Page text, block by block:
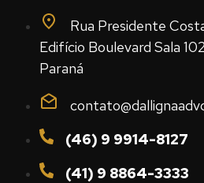
Rua Presidente
Edifício Boulevard Sala
Paraná
(46) 9 9914-8127
(41) 9 8864-3333